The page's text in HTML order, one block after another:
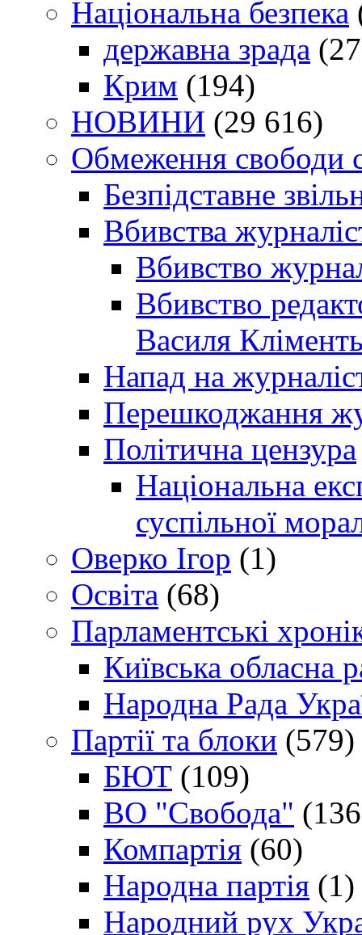
Національна безпека
державна зрада
Крим (194)
НОВИНИ (29 616)
Обмеження свободи
Безпідставне
Вбивства
Вбивство
Вбивство
Василя
Напад на
Перешкоджання
Політична цензура
Національна
суспільної
Оверко Ігор (1)
Освіта (68)
Парламентські
Київська обласна
Народна Рада
Партії та блоки (579)
БЮТ (109)
ВО "Свобода"
Компартія (60)
Народна партія (1)
Народний рух